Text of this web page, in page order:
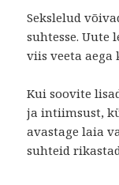
Sekslelud
suhtesse. Uute
viis veeta aega
Kui soovite
ja intiimsust,
avastage laia
suhteid